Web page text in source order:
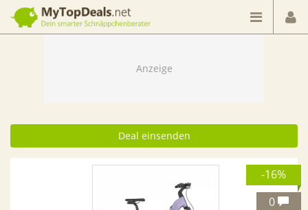
Dein smarter Schnäppchenberater
Deal einsenden
-16%
0